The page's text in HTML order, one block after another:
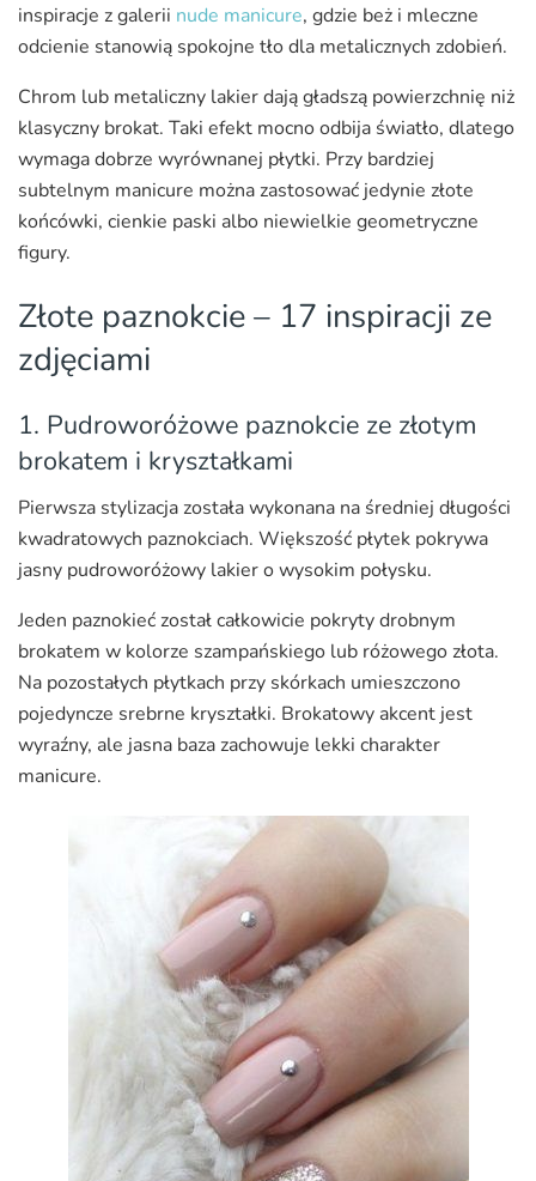
inspiracje z galerii nude manicure, gdzie beż i mleczne
odcienie stanowią spokojne tło dla metalicznych zdobień.
Chrom lub metaliczny lakier dają gładszą powierzchnię niż
klasyczny brokat. Taki efekt mocno odbija światło, dlatego
wymaga dobrze wyrównanej płytki. Przy bardziej
subtelnym manicure można zastosować jedynie złote
końcówki, cienkie paski albo niewielkie geometryczne
figury.
Złote paznokcie – 17 inspiracji ze
zdjęciami
1. Pudroworóżowe paznokcie ze złotym
brokatem i kryształkami
Pierwsza stylizacja została wykonana na średniej długości
kwadratowych paznokciach. Większość płytek pokrywa
jasny pudroworóżowy lakier o wysokim połysku.
Jeden paznokieć został całkowicie pokryty drobnym
brokatem w kolorze szampańskiego lub różowego złota.
Na pozostałych płytkach przy skórkach umieszczono
pojedyncze srebrne kryształki. Brokatowy akcent jest
wyraźny, ale jasna baza zachowuje lekki charakter
manicure.